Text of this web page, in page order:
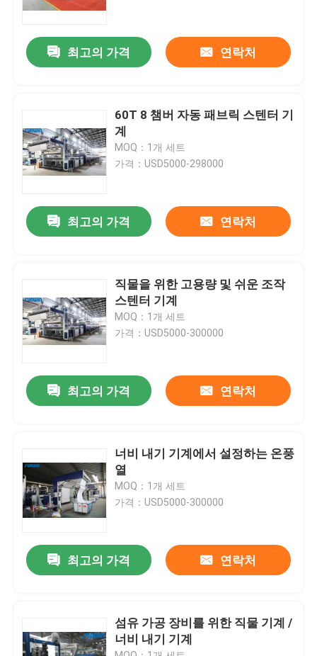
접촉
제품 소개
허풍 너비 내기 기계
구성 너비 내기 기계
직물 건조 기계
직물 완성 가공기
최고의 가격 연락처
60T 8 챔버 자동 패브릭 스텐터 기
계
MOQ：1개 세트
가격：USD5000-298000
최고의 가격 연락처
직물을 위한 고용량 및 쉬운 조작
스텐터 기계
MOQ：1개 세트
가격：USD5000-300000
최고의 가격 연락처
너비 내기 기계에서 설정하는 온풍
열
MOQ：1개 세트
가격：USD5000-300000
최고의 가격 연락처
섬유 가공 장비를 위한 직물 기계 /
너비 내기 기계